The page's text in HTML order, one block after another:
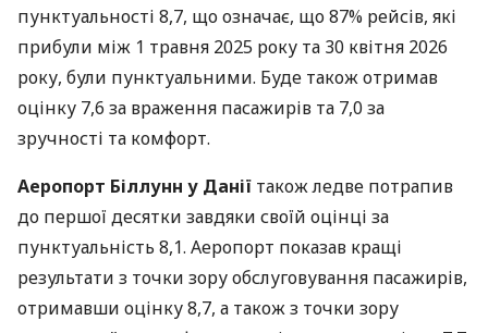
пунктуальності 8,7, що означає, що 87% рейсів, які
прибули між 1 травня 2025 року та 30 квітня 2026
року, були пунктуальними. Буде також отримав
оцінку 7,6 за враження пасажирів та 7,0 за
зручності та комфорт.
Аеропорт Біллунн у Данії також ледве потрапив
до першої десятки завдяки своїй оцінці за
пунктуальність 8,1. Аеропорт показав кращі
результати з точки зору обслуговування пасажирів,
отримавши оцінку 8,7, а також з точки зору